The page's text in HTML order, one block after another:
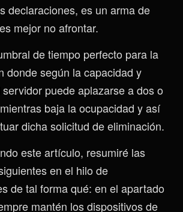
declaraciones, es un arma de
mejor no afrontar.
de tiempo perfecto para la
donde según la capacidad y
puede aplazarse a dos o
baja la ocupacidad y así
dicha solicitud de eliminación.
este artículo, resumiré las
en el hilo de
de tal forma qué: en el apartado
mantén los dispositivos de